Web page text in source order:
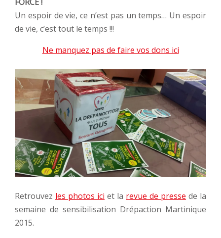
Un espoir de vie, ce n’est pas un temps… Un espoir
de vie, c’est tout le temps !!!
Ne manquez pas de faire vos dons ici
Retrouvez les photos ici et la revue de presse de la
semaine de sensibilisation Drépaction Martinique
2015.